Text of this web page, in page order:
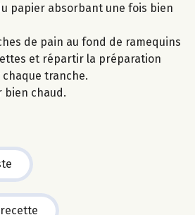
papier absorbant une fois bien
de pain au fond de ramequins
et répartir la préparation
tranche.
bien chaud.